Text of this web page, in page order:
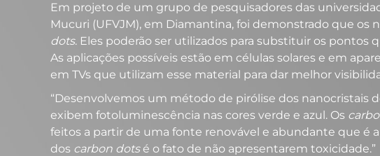
Em projeto de um grupo de pesquisadores das
Mucuri (UFVJM), em Diamantina, foi demonstrado que
dots. Eles poderão ser utilizados para substituir os pontos
As aplicações possíveis estão em células solares e em
em TVs que utilizam esse material para dar melhor
“Desenvolvemos um método de pirólise dos nanocristais
exibem fotoluminescência nas cores verde e azul. Os
feitos a partir de uma fonte renovável e abundante que é
dos carbon dotsé o fato de não apresentarem toxicidade.”